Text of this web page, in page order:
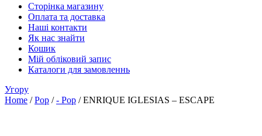
Сторінка магазину
Оплата та доставка
Наші контакти
Як нас знайти
Кошик
Мій обліковий запис
Каталоги для замовленнь
Угору
Home /Pop /- Pop / ENRIQUE IGLESIAS – ESCAPE